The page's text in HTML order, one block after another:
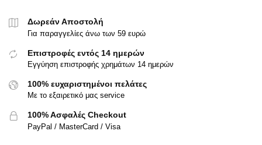
Δωρεάν Αποστολή
Για παραγγελίες άνω των 59 ευρώ
Επιστροφές εντός 14 ημερών
Εγγύηση επιστροφής χρημάτων 14 ημερών
100% ευχαριστημένοι πελάτες
Με το εξαιρετικό μας service
100% Ασφαλές Checkout
PayPal / MasterCard / Visa